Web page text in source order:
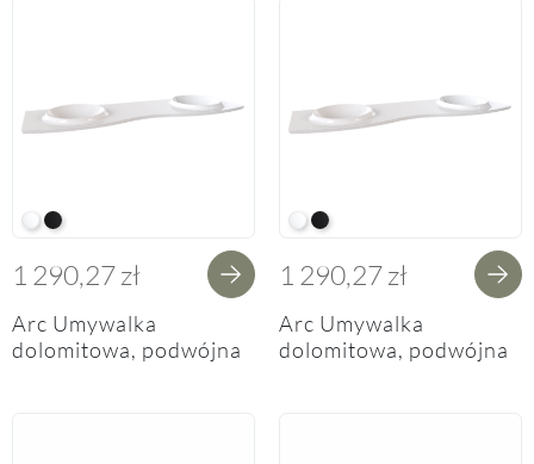
W White
BM Black Metallic
1 290,27 zł
Arc Umywalka
dolomitowa, podwójna
W White
BM Black Metallic
1 290,27 zł
Arc Umywalka
dolomitowa, podwójna